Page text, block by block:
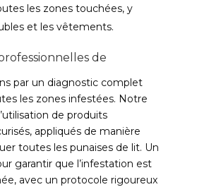
les zones touchées, y
et les vêtements.
de
par un diagnostic complet
les zones infestées. Notre
de produits
appliqués de manière
toutes les punaises de lit. Un
garantir que l’infestation est
avec un protocole rigoureux